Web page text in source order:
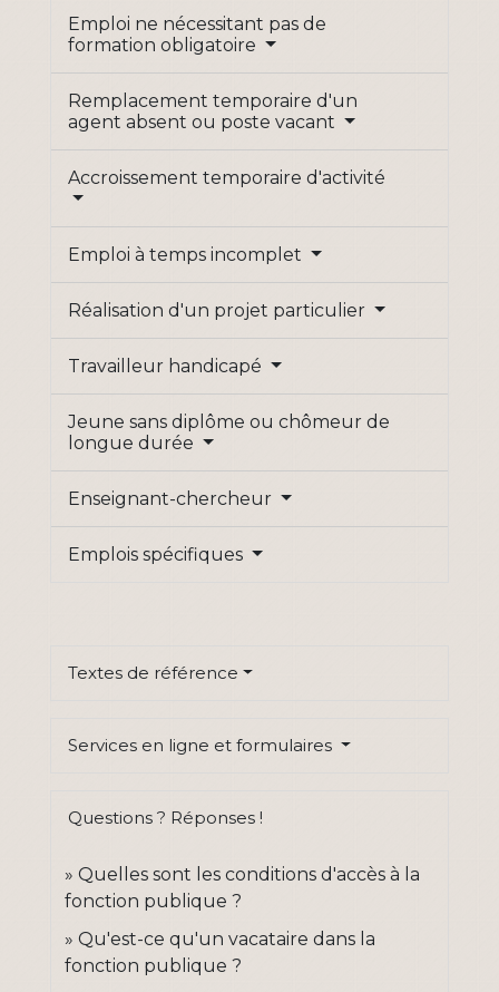
Emploi ne nécessitant pas de
formation obligatoire
Remplacement temporaire d'un
agent absent ou poste vacant
Accroissement temporaire d'activité
Emploi à temps incomplet
Réalisation d'un projet particulier
Travailleur handicapé
Jeune sans diplôme ou chômeur de
longue durée
Enseignant-chercheur
Emplois spécifiques
Textes de référence
Services en ligne et formulaires
Questions ? Réponses !
Quelles sont les conditions d'accès à la
fonction publique ?
Qu'est-ce qu'un vacataire dans la
fonction publique ?